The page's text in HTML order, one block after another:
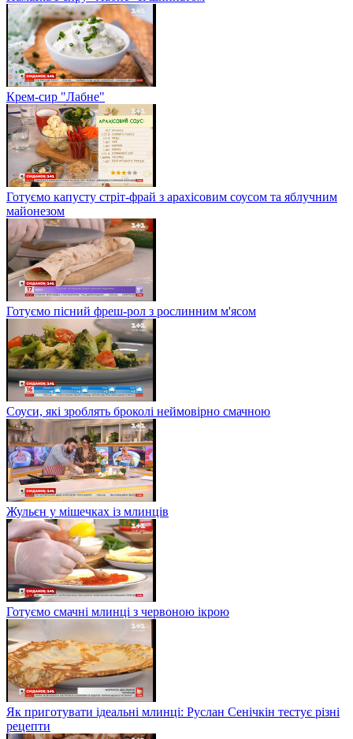
Крем-сир "Лабне"
Готуємо капусту стріт-фрай з арахісовим соусом та яблучним
майонезом
Готуємо пісний фреш-рол з рослинним м'ясом
Соуси, які зроблять броколі неймовірно смачною
Жульєн у мішечках із млинців
Готуємо смачні млинці з червоною ікрою
Як приготувати ідеальні млинці: Руслан Сенічкін тестує різні
рецепти